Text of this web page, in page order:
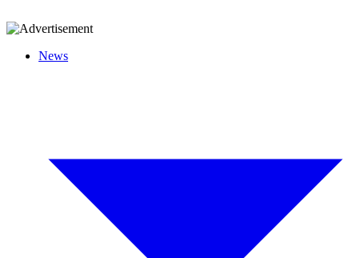
News